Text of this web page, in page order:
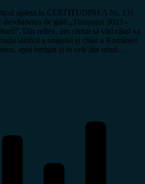
apărut în CERTITUDINEA Nr. 131
de gală „Timișoara 2023 –
Din reflex, am căutat să văd când va
simbol a orașului și chiar a României.
apoi intrigat și în cele din urmă…